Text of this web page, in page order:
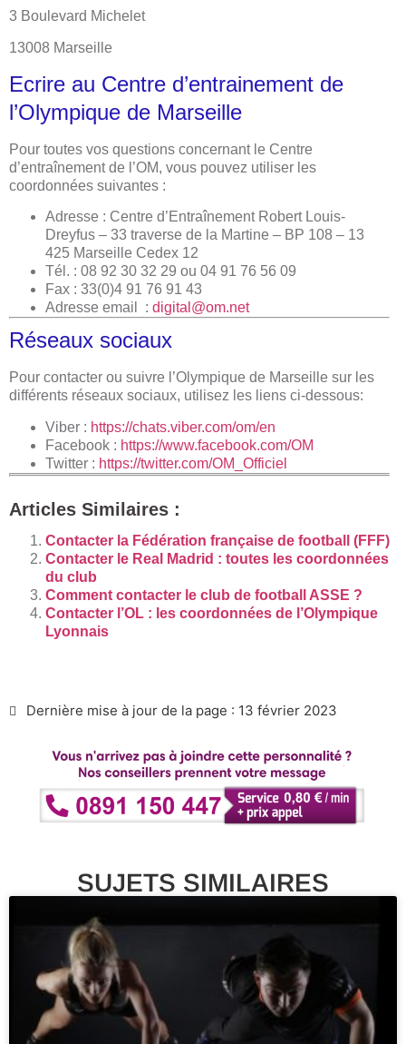
3 Boulevard Michelet
13008 Marseille
Ecrire au Centre d’entrainement de
l’Olympique de Marseille
Pour toutes vos questions concernant le Centre
d’entraînement de l’OM, vous pouvez utiliser les
coordonnées suivantes :
​Adresse : Centre d’Entraînement Robert Louis-
Dreyfus – 33 traverse de la Martine – BP 108 – 13
425 Marseille Cedex 12
Tél. : 08 92 30 32 29 ou 04 91 76 56 09
Fax : 33(0)4 91 76 91 43
Adresse email : digital@om.net
Réseaux sociaux
Pour contacter ou suivre l’Olympique de Marseille sur les
différents réseaux sociaux, utilisez les liens ci-dessous:
​Viber : https://chats.viber.com/om/en
Facebook : https://www.facebook.com/OM
Twitter : https://twitter.com/OM_Officiel
Articles Similaires :
Contacter la Fédération française de football (FFF)
Contacter le Real Madrid : toutes les coordonnées
du club
Comment contacter le club de football ASSE ?
Contacter l’OL : les coordonnées de l’Olympique
Lyonnais
Dernière mise à jour de la page : 13 février 2023
SUJETS SIMILAIRES